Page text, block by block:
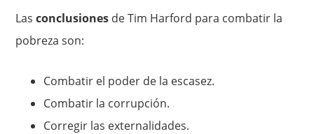
Lasconclusiones de Tim Harford para combatir la
pobreza son:
Combatir el poder de la escasez.
Combatir la corrupción.
Corregir las externalidades.